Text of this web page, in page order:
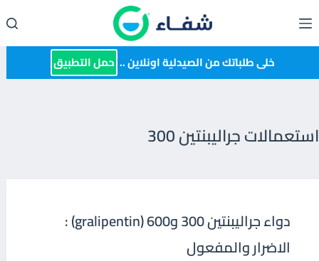
إلى
المحتوى خلى طلباتك من الصيدلية اونلاين .. حمل التطبيق
استعمالات جراليبنتين 300
دواء جراليبنتين 300 و600 (gralipentin) :
الاضرار والمفعول